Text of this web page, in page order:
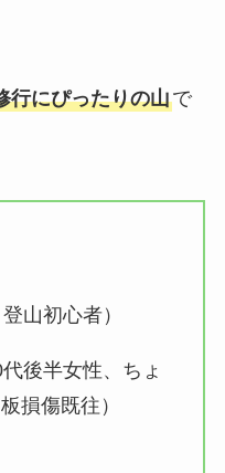
行にぴったりの山で
山初心者）
後半女性、ちょ
損傷既往）